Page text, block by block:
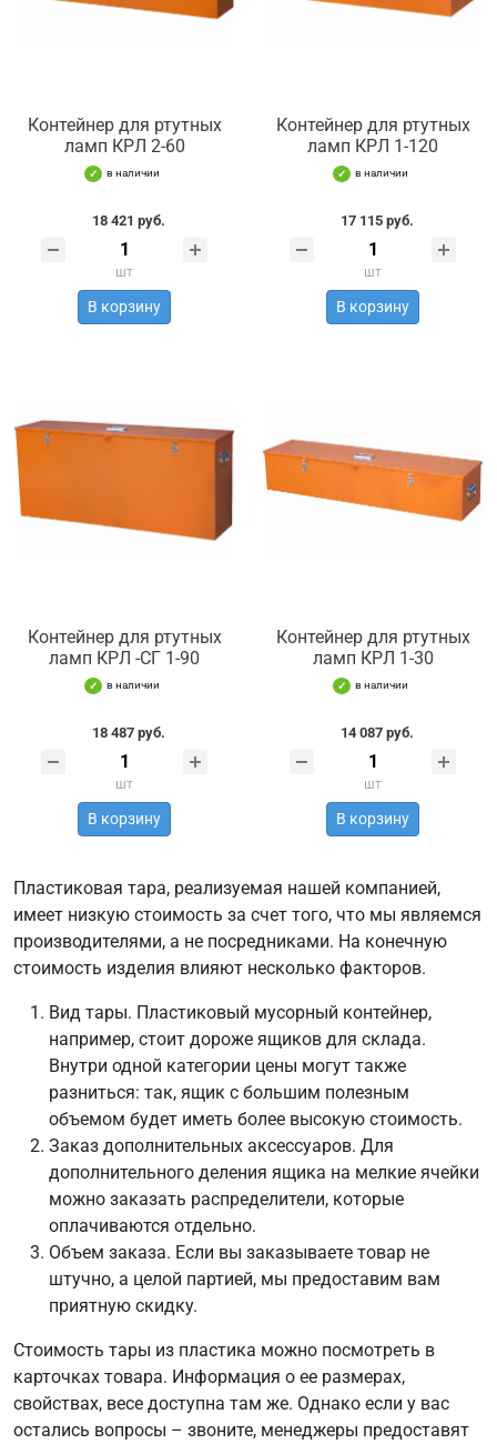
Контейнер для ртутных
ламп КРЛ 2-60
в наличии
18 421 руб.
шт
В корзину
Контейнер для ртутных
ламп КРЛ 1-120
в наличии
17 115 руб.
шт
В корзину
Контейнер для ртутных
ламп КРЛ -СГ 1-90
в наличии
18 487 руб.
шт
В корзину
Контейнер для ртутных
ламп КРЛ 1-30
в наличии
14 087 руб.
шт
В корзину
Пластиковая тара, реализуемая нашей компанией,
имеет низкую стоимость за счет того, что мы являемся
производителями, а не посредниками. На конечную
стоимость изделия влияют несколько факторов.
Вид тары. Пластиковый мусорный контейнер,
например, стоит дороже ящиков для склада.
Внутри одной категории цены могут также
разниться: так, ящик с большим полезным
объемом будет иметь более высокую стоимость.
Заказ дополнительных аксессуаров. Для
дополнительного деления ящика на мелкие ячейки
можно заказать распределители, которые
оплачиваются отдельно.
Объем заказа. Если вы заказываете товар не
штучно, а целой партией, мы предоставим вам
приятную скидку.
Стоимость тары из пластика можно посмотреть в
карточках товара. Информация о ее размерах,
свойствах, весе доступна там же. Однако если у вас
остались вопросы – звоните, менеджеры предоставят